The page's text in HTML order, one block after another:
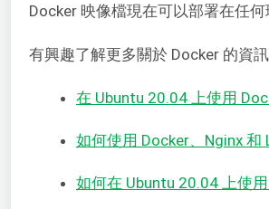
Docker 映像檔現在可以部署在任
有興趣了解更多關於 Docker 的資
在 Ubuntu 20.04 上使用
如何使用 Docker、Nginx 和
如何在 Ubuntu 20.04 上使